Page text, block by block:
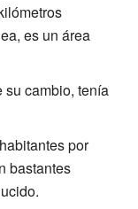
es un área
su cambio, tenía
por
bastantes